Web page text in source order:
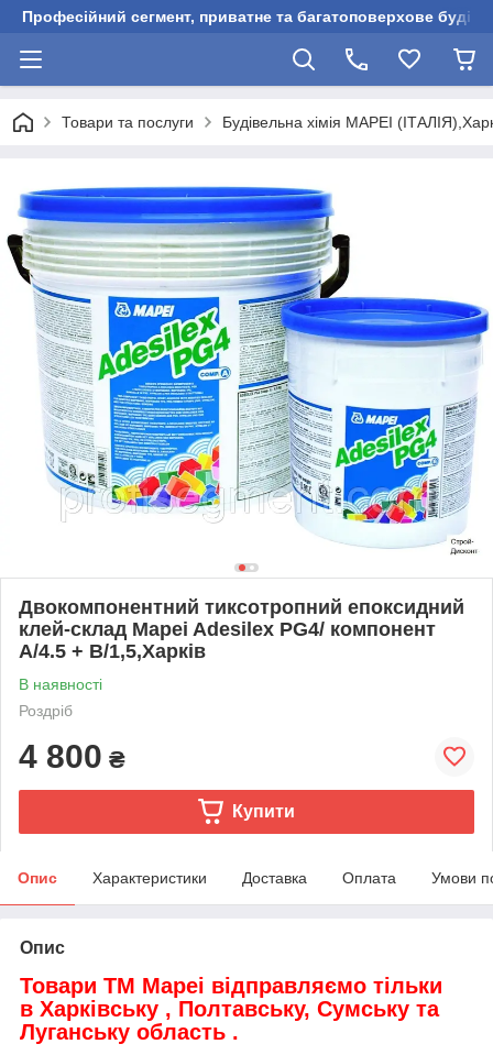
Професійний сегмент, приватне та багатоповерхове
Товари та послуги Будівельна хімія MAPEI
Двокомпонентний тиксотропний епоксидний
клей-склад Mapei Adesilex PG4/ компонент
A/4.5 + В/1,5,Харків
В наявності
Роздріб
4 800 ₴
Купити
Опис Характеристики Доставка Оплата Умови
Опис
Товари ТМ Mapei відправляємо тільки
в Харківську , Полтавську, Сумську та
Луганську область .